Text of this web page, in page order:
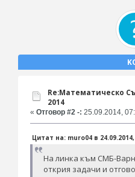
Re:Математическо
2014
« Отговор #2 -: 25.09.2014,
Цитат на: muro04 в 24.09.2014,
На линка към СМБ-
открия задачи и